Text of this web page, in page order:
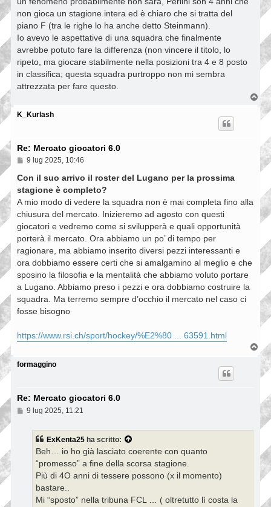
non gioca un stagione intera ed è chiaro che si tratta del
piano F (tra le righe lo ha anche detto Steinmann).
Io avevo le aspettative di una squadra che finalmente
avrebbe potuto fare la differenza (non vincere il titolo, lo
ripeto, ma giocare stabilmente nella posizioni tra 4 e 8 posto
in classifica; questa squadra purtroppo non mi sembra
attrezzata per fare questo.
T
o
p
K_Kurlash
Re: Mercato giocatori 6.0
M
s
a
g
g
i
o
9 lug 2025, 10:46
Con il suo arrivo il roster del Lugano per la prossima
stagione è completo?
A mio modo di vedere la squadra non è mai completa fino alla
chiusura del mercato. Inizieremo ad agosto con questi
giocatori e vedremo come si svilupperà e quali opportunità
porterà il mercato. Ora abbiamo un po’ di tempo per
ragionare, ma abbiamo inserito diversi pezzi interessanti e
ora dobbiamo essere certi che si amalgamino al meglio e che
sposino la filosofia e la mentalità che abbiamo voluto portare
a Lugano. Abbiamo preso i pezzi e ora dobbiamo costruire la
squadra. Ma terremo sempre d’occhio il mercato nel caso ci
fosse bisogno
https://www.rsi.ch/sport/hockey/%E2%80 ... 63591.html
o
formaggino
Re: Mercato giocatori 6.0
M
9 lug 2025, 11:21
ExKenta25 ha scritto:
Beh… io ho già lasciato coerente con quanto
“promesso” a fine della scorsa stagione.
Più di 4O anni di tessere possono (x il momento)
bastare..
Mi “sposto” nella tribuna FCL … ( oltretutto lì costa la